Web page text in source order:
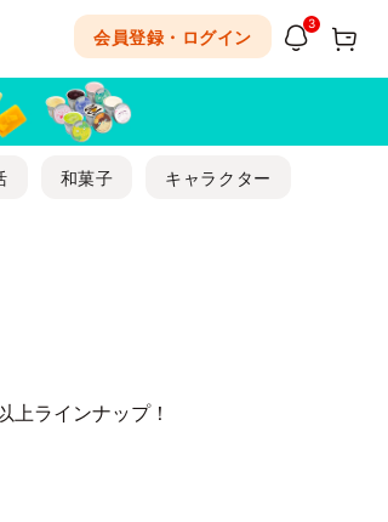
会員登録・ログイン
3
和菓子 キャラクター
ラインナップ！